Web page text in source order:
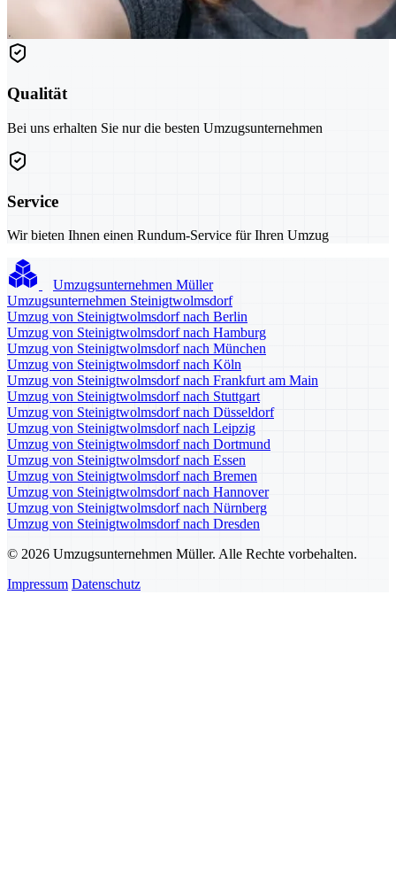
Qualität
Bei uns erhalten Sie nur die besten Umzugsunternehmen
Service
Wir bieten Ihnen einen Rundum-Service für Ihren Umzug
Umzugsunternehmen Müller
Umzugsunternehmen Steinigtwolmsdorf
Umzug von Steinigtwolmsdorf nach Berlin
Umzug von Steinigtwolmsdorf nach Hamburg
Umzug von Steinigtwolmsdorf nach München
Umzug von Steinigtwolmsdorf nach Köln
Umzug von Steinigtwolmsdorf nach Frankfurt am Main
Umzug von Steinigtwolmsdorf nach Stuttgart
Umzug von Steinigtwolmsdorf nach Düsseldorf
Umzug von Steinigtwolmsdorf nach Leipzig
Umzug von Steinigtwolmsdorf nach Dortmund
Umzug von Steinigtwolmsdorf nach Essen
Umzug von Steinigtwolmsdorf nach Bremen
Umzug von Steinigtwolmsdorf nach Hannover
Umzug von Steinigtwolmsdorf nach Nürnberg
Umzug von Steinigtwolmsdorf nach Dresden
© 2026 Umzugsunternehmen Müller. Alle Rechte vorbehalten.
Impressum Datenschutz